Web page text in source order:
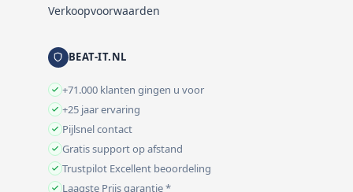
Verkoopvoorwaarden
BEAT-IT.NL
+71.000 klanten gingen u voor
+25 jaar ervaring
Pijlsnel contact
Gratis support op afstand
Trustpilot Excellent beoordeling
Laagste Prijs garantie *